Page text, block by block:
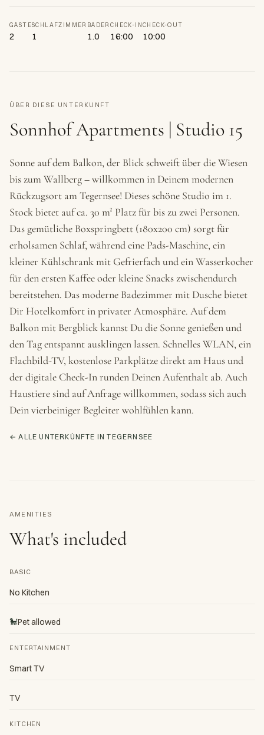
GÄSTE
2
SCHLAFZIMMER
1
BÄDER
1.0
CHECK-IN
16:00
CHECK-OUT
10:00
ÜBER DIESE UNTERKUNFT
Sonnhof Apartments | Studio 15
Sonne auf dem Balkon, der Blick schweift über die Wiesen
bis zum Wallberg – willkommen in Deinem modernen
Rückzugsort am Tegernsee! Dieses schöne Studio im 1.
Stock bietet auf ca. 30 m² Platz für bis zu zwei Personen.
Das gemütliche Boxspringbett (180x200 cm) sorgt für
erholsamen Schlaf, während eine Pads-Maschine, ein
kleiner Kühlschrank mit Gefrierfach und ein Wasserkocher
für den ersten Kaffee oder kleine Snacks zwischendurch
bereitstehen. Das moderne Badezimmer mit Dusche bietet
Dir Hotelkomfort in privater Atmosphäre. Auf dem
Balkon mit Bergblick kannst Du die Sonne genießen und
den Tag entspannt ausklingen lassen. Schnelles WLAN, ein
Flachbild-TV, kostenlose Parkplätze direkt am Haus und
der digitale Check-In runden Deinen Aufenthalt ab. Auch
Haustiere sind auf Anfrage willkommen, sodass sich auch
Dein vierbeiniger Begleiter wohlfühlen kann.
← ALLE UNTERKÜNFTE IN TEGERNSEE
AMENITIES
What's included
BASIC
No Kitchen
🐩Pet allowed
ENTERTAINMENT
Smart TV
TV
KITCHEN